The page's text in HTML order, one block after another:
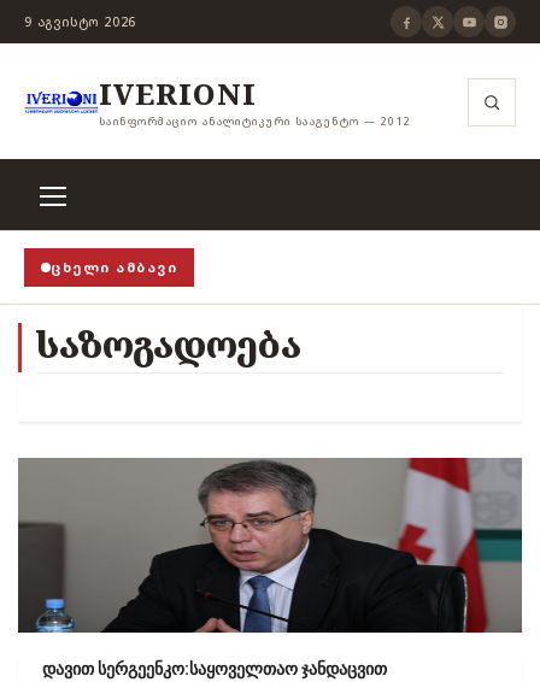
9 ᲐᲒᲕᲘᲡᲢᲝ 2026
IVERIONI
ᲡᲐᲘᲜᲤᲝᲠᲛᲐᲪᲘᲝ ᲐᲜᲐᲚᲘᲢᲘᲙᲣᲠᲘ ᲡᲐᲐᲒᲔᲜᲢᲝ — 2012
ᲪᲮᲔᲚᲘ ᲐᲛᲑᲐᲕᲘ
ჭანჭიკი მოშლილია, ცენზურა უნდა არსებობდეს!›
საზოგადოება
დავით სერგეენკო:საყოველთაო ჯანდაცვით